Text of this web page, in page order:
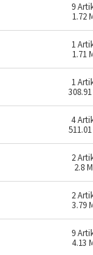
9
1.72
1
1.71
1
4
2
2.8
2
3.79
9
4.13